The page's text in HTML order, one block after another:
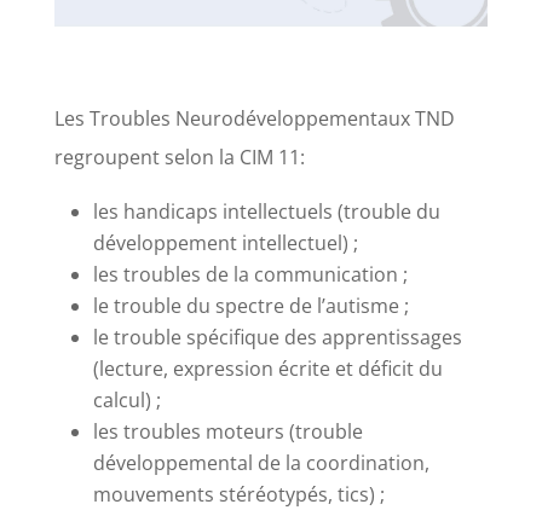
Les Troubles Neurodéveloppementaux TND
regroupent selon la CIM 11:
les handicaps intellectuels (trouble du
développement intellectuel) ;
les troubles de la communication ;
le trouble du spectre de l’autisme ;
le trouble spécifique des apprentissages
(lecture, expression écrite et déficit du
calcul) ;
les troubles moteurs (trouble
développemental de la coordination,
mouvements stéréotypés, tics) ;